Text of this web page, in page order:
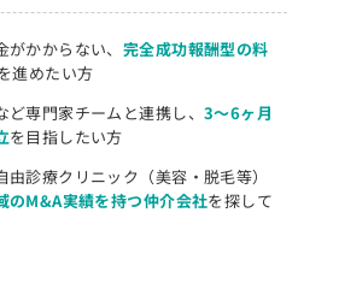
かからない、 完全成功報酬型の料
進めたい方
専門家チームと連携し、 3～6ヶ月
を目指したい方
診療クリニック（美容・脱毛等）
のM&A実績を持つ仲介会社を探して